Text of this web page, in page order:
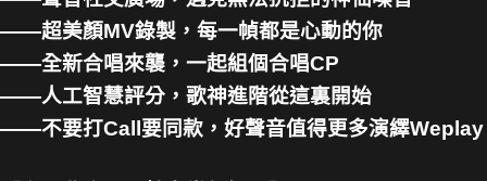
——超美顏MV錄製，每一幀都是心動的你
——全新合唱來襲，一起組個合唱CP
——人工智慧評分，歌神進階從這裏開始
——不要打Call要同款，好聲音值得更多演繹Weplay